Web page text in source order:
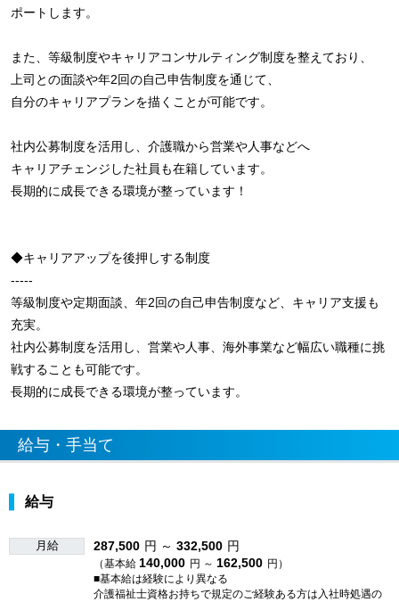
ポートします。
また、等級制度やキャリアコンサルティング制度を整えており、
上司との面談や年2回の自己申告制度を通じて、
自分のキャリアプランを描くことが可能です。
社内公募制度を活用し、介護職から営業や人事などへ
キャリアチェンジした社員も在籍しています。
長期的に成長できる環境が整っています！
◆キャリアアップを後押しする制度
-----
等級制度や定期面談、年2回の自己申告制度など、キャリア支援も
充実。
社内公募制度を活用し、営業や人事、海外事業など幅広い職種に挑
戦することも可能です。
長期的に成長できる環境が整っています。
給与・手当て
給与
月給 287,500 円 ～ 332,500 円
（基本給 140,000 円 ～ 162,500 円）
■基本給は経験により異なる
介護福祉士資格お持ちで規定のご経験ある方は入社時処遇の